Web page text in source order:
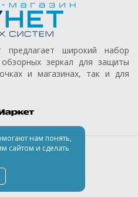
предлагает широкий набор
зеркал для защиты
и магазинах, так и для
нам понять,
сайтом и сделать